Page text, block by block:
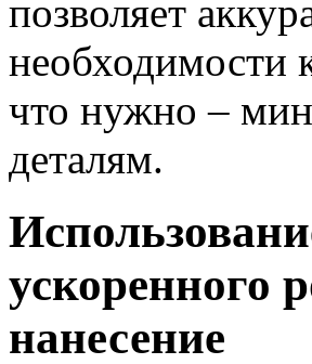
позволяет
необходимости
что нужно –
деталям.
ускоренного
нанесение